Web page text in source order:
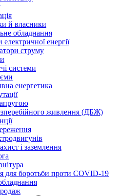
й власники
обладнання
енергії
струму
системи
енергетика
живлення (ДБЖ)
і заземлення
для боротьби проти COVID-19